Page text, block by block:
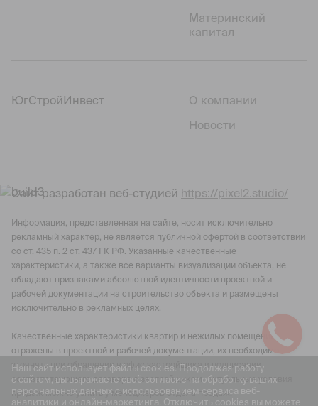
Наш сайт использует файлы cookies. Продолжая работу
с сайтом, вы выражаете своё согласие на обработку ваших
персональных данных с использованием сервиса веб-
аналитики и онлайн-маркетинга. Отключить cookies вы можете
Материнский
капитал
ЮгСтройИнвест
О компании
Новости
Сайт разработан веб-студией https://pixel2.studio/
Информация, представленная на сайте, носит исключительно
рекламный характер, не является публичной офертой в соответствии
со ст. 435 п. 2 ст. 437 ГК РФ. Указанные качественные
характеристики, а также все варианты визуализации объекта, не
обладают признаками абсолютной идентичности проектной и
рабочей документации на строительство объекта и размещены
исключительно в рекламных целях.
Качественные характеристики квартир и нежилых помещений
отражены в проектной и рабочей документации, их необходимо
уточнять при обращении в офис застройщика и подписании
соответствующего договора с застройщиком. Актуальные условия
продаж можно узнать у менеджеров отдела продаж.